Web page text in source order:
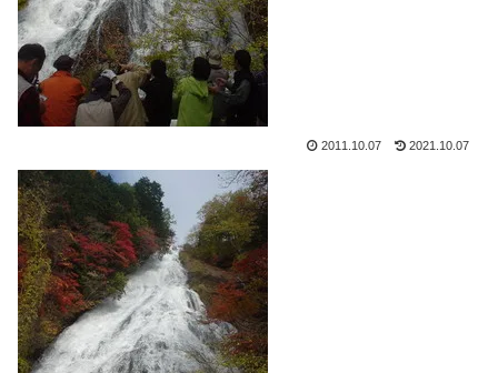
2011.10.07 2021.10.07